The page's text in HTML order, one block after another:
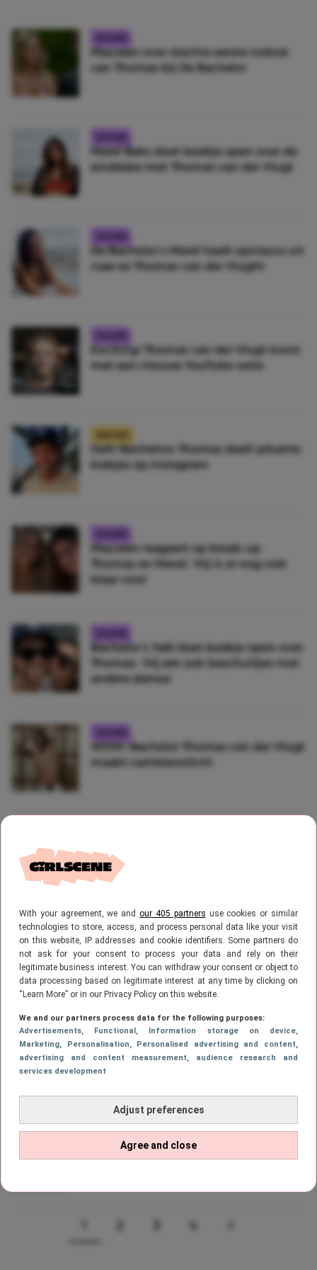
With your agreement, we andour 405 partners use cookies or similar
technologies to store, access, and process personal data like your visit
on this website, IP addresses and cookie identifiers. Some partners do
not ask for your consent to process your data and rely on their
legitimate business interest. You can withdraw your consent or object to
data processing based on legitimate interest at any time by clicking on
“Learn More” or in our Privacy Policy on this website.
We and our partners process data for the following purposes:
Advertisements, Functional , Information storage on device,
Marketing, Personalisation, Personalised advertising and content,
advertising and content measurement, audience research and
services development
Adjust preferences
Agree and close
Maureen over slechte eerste indruk
van Thomas bij De Bachelor
Merel Beks doet boekje open over de
einddate met Thomas van der Vlugt
De Bachelor’s Merel haalt opnieuw uit
naar ex Thomas van der Vlught
Exciting! Thomas van der Vlugt komt
met een nieuwe YouTube-serie
Oeh! Bachelors Thomas deelt pikante
kiekjes op Instagram
Maureen reageert op break-up
Thomas en Merel: ‘Hij is er nog niet
klaar voor’
Bachelor’s Yaël doet boekje open over
Thomas: ‘Hij eet ook beschuitjes met
andere dames’
WOW: Bachelor Thomas van der Vlugt
maakt carrièreswitch!
tijdens de Bachelor: “een villa vol
knappe dames”
CELEBS
Thomas en Merel willen geen relatie-
stempel: ‘aan het daten’
GEZONDHEID
Thomas van der Vlugt uit de kleren!
Dit wil je zien!
CELEBS
Zo zag de 30e verjaardag van Thomas
eruit
PagePAGEPAGEPAGE
4